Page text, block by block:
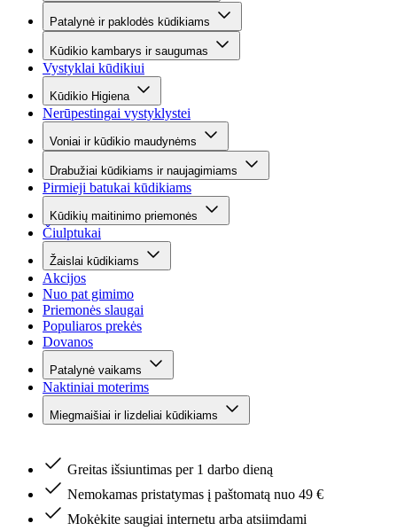
Patalynė ir paklodės kūdikiams
Kūdikio kambarys ir saugumas
Vystyklai kūdikiui
Kūdikio Higiena
Nerūpestingai vystyklystei
Voniai ir kūdikio maudynėms
Drabužiai kūdikiams ir naujagimiams
Pirmieji batukai kūdikiams
Kūdikių maitinimo priemonės
Čiulptukai
Žaislai kūdikiams
Akcijos
Nuo pat gimimo
Priemonės slaugai
Populiaros prekės
Dovanos
Patalynė vaikams
Naktiniai moterims
Miegmaišiai ir lizdeliai kūdikiams
Greitas išsiuntimas per 1 darbo dieną
Nemokamas pristatymas į paštomatą nuo 49 €
Mokėkite saugiai internetu arba atsiimdami